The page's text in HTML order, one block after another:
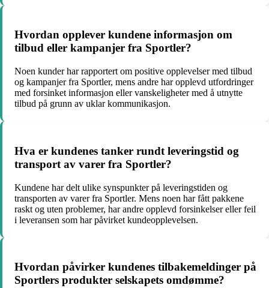
Hvordan opplever kundene informasjon om
tilbud eller kampanjer fra Sportler?
Noen kunder har rapportert om positive opplevelser med tilbud
og kampanjer fra Sportler, mens andre har opplevd utfordringer
med forsinket informasjon eller vanskeligheter med å utnytte
tilbud på grunn av uklar kommunikasjon.
Hva er kundenes tanker rundt leveringstid og
transport av varer fra Sportler?
Kundene har delt ulike synspunkter på leveringstiden og
transporten av varer fra Sportler. Mens noen har fått pakkene
raskt og uten problemer, har andre opplevd forsinkelser eller feil
i leveransen som har påvirket kundeopplevelsen.
Hvordan påvirker kundenes tilbakemeldinger på
Sportlers produkter selskapets omdømme?